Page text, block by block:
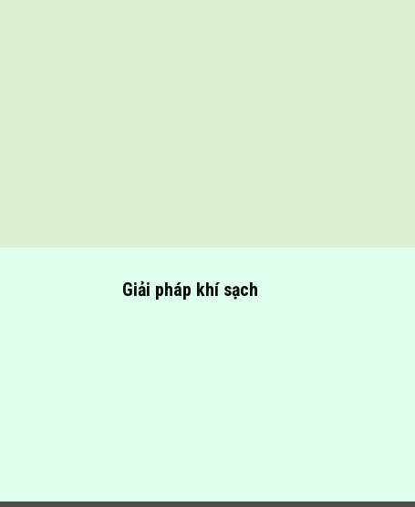
Giải pháp khí sạch